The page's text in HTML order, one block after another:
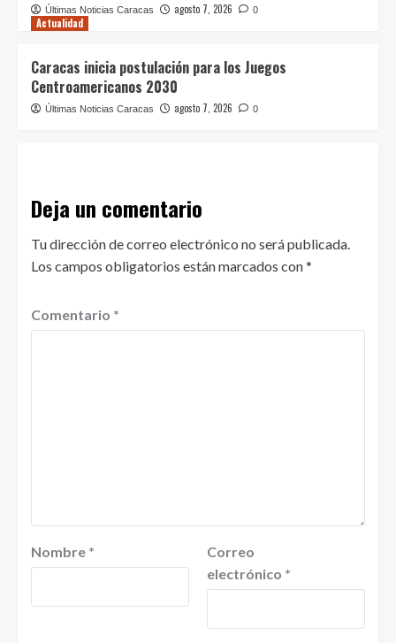
Últimas Noticias Caracas agosto 7, 2026 0
Actualidad
Caracas inicia postulación para los Juegos
Centroamericanos 2030
Últimas Noticias Caracas agosto 7, 2026 0
Deja un comentario
Tu dirección de correo electrónico no será publicada.
Los campos obligatorios están marcados con*
Comentario *
Nombre *
Correo
electrónico *